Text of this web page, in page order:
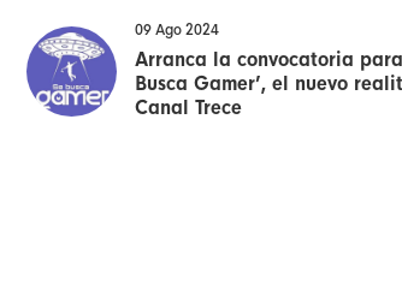
09 Ago 2024
Arranca la convocatoria para
Busca Gamer’, el nuevo
Canal Trece